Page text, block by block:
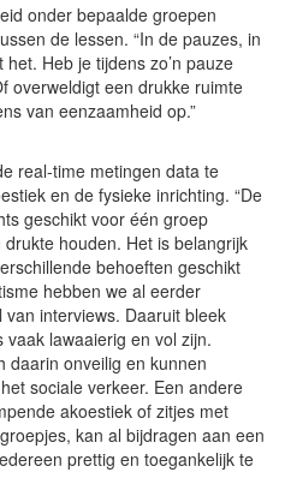
onder bepaalde groepen
de lessen. “In de pauzes, in
Heb je tijdens zo’n pauze
overweldigt een drukke ruimte
van eenzaamheid op.”
real-time metingen data te
en de fysieke inrichting. “De
geschikt voor één groep
houden. Het is belangrijk
behoeften geschikt
hebben we al eerder
interviews. Daaruit bleek
lawaaierig en vol zijn.
daarin onveilig en kunnen
sociale verkeer. Een andere
akoestiek of zitjes met
kan al bijdragen aan een
prettig en toegankelijk te